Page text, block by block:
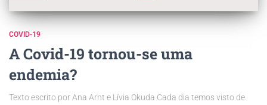
COVID-19
A Covid-19 tornou-se uma
endemia?
Texto escrito por Ana Arnt e Lívia Okuda Cada dia temos visto de